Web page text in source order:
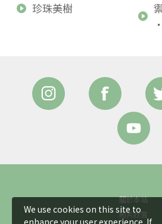
珍珠美樹
關於本站
照片欣賞
We use cookies on this site to
enhance your user experience. If